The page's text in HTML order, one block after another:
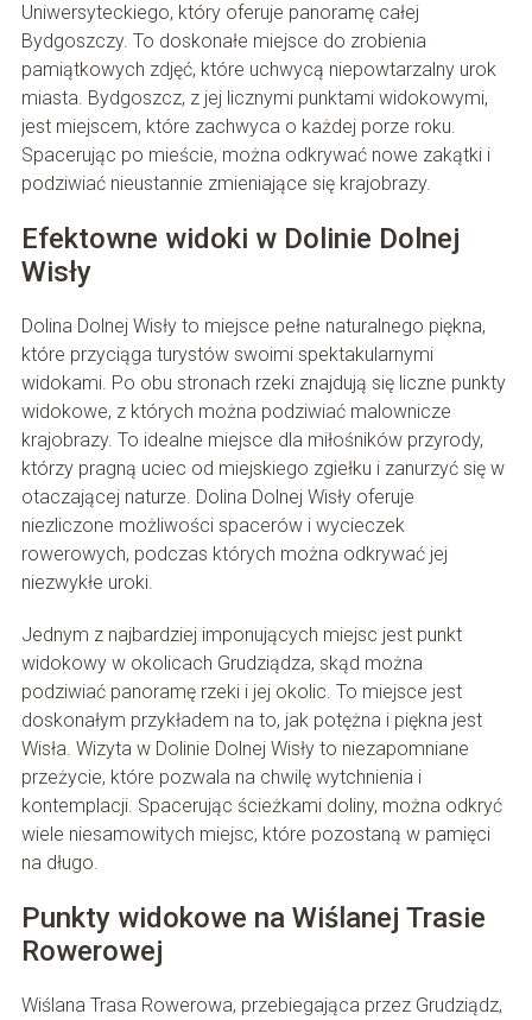
Uniwersyteckiego, który oferuje panoramę całej
Bydgoszczy. To doskonałe miejsce do zrobienia
pamiątkowych zdjęć, które uchwycą niepowtarzalny urok
miasta. Bydgoszcz, z jej licznymi punktami widokowymi,
jest miejscem, które zachwyca o każdej porze roku.
Spacerując po mieście, można odkrywać nowe zakątki i
podziwiać nieustannie zmieniające się krajobrazy.
Efektowne widoki w Dolinie Dolnej
Wisły
Dolina Dolnej Wisły to miejsce pełne naturalnego piękna,
które przyciąga turystów swoimi spektakularnymi
widokami. Po obu stronach rzeki znajdują się liczne punkty
widokowe, z których można podziwiać malownicze
krajobrazy. To idealne miejsce dla miłośników przyrody,
którzy pragną uciec od miejskiego zgiełku i zanurzyć się w
otaczającej naturze. Dolina Dolnej Wisły oferuje
niezliczone możliwości spacerów i wycieczek
rowerowych, podczas których można odkrywać jej
niezwykłe uroki.
Jednym z najbardziej imponujących miejsc jest punkt
widokowy w okolicach Grudziądza, skąd można
podziwiać panoramę rzeki i jej okolic. To miejsce jest
doskonałym przykładem na to, jak potężna i piękna jest
Wisła. Wizyta w Dolinie Dolnej Wisły to niezapomniane
przeżycie, które pozwala na chwilę wytchnienia i
kontemplacji. Spacerując ścieżkami doliny, można odkryć
wiele niesamowitych miejsc, które pozostaną w pamięci
na długo.
Punkty widokowe na Wiślanej Trasie
Rowerowej
Wiślana Trasa Rowerowa, przebiegająca przez Grudziądz,